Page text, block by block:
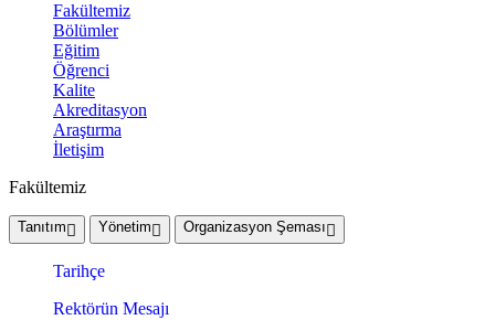
Fakültemiz
Bölümler
Eğitim
Öğrenci
Kalite
Akreditasyon
Araştırma
İletişim
Fakültemiz
Tanıtım Yönetim Organizasyon Şeması
Tarihçe
Rektörün Mesajı